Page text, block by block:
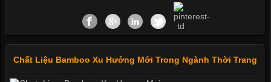
Chất Liệu Bamboo Xu Hướng Mới Trong Ngành Thời Trang